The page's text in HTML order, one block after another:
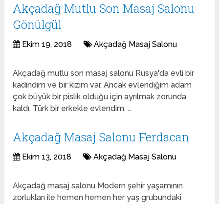
Akçadağ Mutlu Son Masaj Salonu
Gönülgül
Ekim 19, 2018 Akçadağ Masaj Salonu
Akçadağ mutlu son masaj salonu Rusya'da evli bir
kadındım ve bir kızım var. Ancak evlendiğim adam
çok büyük bir pislik olduğu için ayrılmak zorunda
kaldı. Türk bir erkekle evlendim. …
Akçadağ Masaj Salonu Ferdacan
Ekim 13, 2018 Akçadağ Masaj Salonu
Akçadağ masaj salonu Modern şehir yaşamının
zorlukları ile hemen hemen her yaş grubundaki